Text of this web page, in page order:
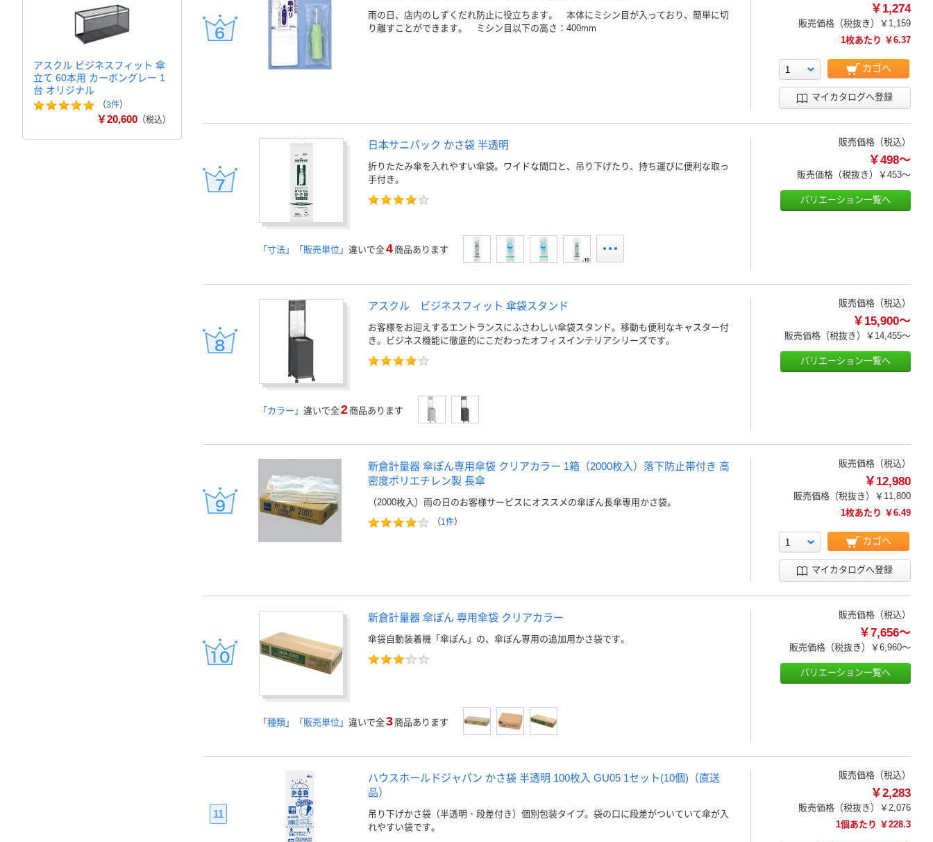
雨の日、店内のしずくだれ防止に役立ちます。 本体にミシン目が入っており、簡単に切
り離すことができます。 ミシン目以下の高さ：400mm
￥1,274
販売価格（税抜き）
￥1,159
1枚あたり ￥6.37
カゴへ
マイカタログへ登録
日本サニパック かさ袋 半透明
折りたたみ傘を入れやすい傘袋。ワイドな間口と、吊り下げたり、持ち運びに便利な取っ
手付き。
「寸法」「販売単位」 違いで全4 商品あります
販売価格（税込）
￥498～
販売価格（税抜き） ￥453～
バリエーション一覧へ
アスクル ビジネスフィット 傘袋スタンド
お客様をお迎えするエントランスにふさわしい傘袋スタンド。移動も便利なキャスター付
き。ビジネス機能に徹底的にこだわったオフィスインテリアシリーズです。
「カラー」 違いで全2 商品あります
販売価格（税込）
￥15,900～
販売価格（税抜き） ￥14,455～
バリエーション一覧へ
新倉計量器 傘ぽん専用傘袋 クリアカラー 1箱（2000枚入）落下防止帯付き 高
密度ポリエチレン製 長傘
（2000枚入）雨の日のお客様サービスにオススメの傘ぽん長傘専用かさ袋。
（1件）
販売価格（税込）
￥12,980
販売価格（税抜き）
￥11,800
1枚あたり ￥6.49
カゴへ
マイカタログへ登録
新倉計量器 傘ぽん 専用傘袋 クリアカラー
傘袋自動装着機「傘ぽん」の、傘ぽん専用の追加用かさ袋です。
「種類」「販売単位」 違いで全3 商品あります
販売価格（税込）
￥7,656～
販売価格（税抜き） ￥6,960～
バリエーション一覧へ
11
ハウスホールドジャパン かさ袋 半透明 100枚入 GU05 1セット(10個)（直送
品）
吊り下げかさ袋（半透明・段差付き）個別包装タイプ。袋の口に段差がついていて傘が入
れやすい袋です。
販売価格（税込）
￥2,283
販売価格（税抜き）
￥2,076
1個あたり ￥228.3
アスクル ビジネスフィット 傘
立て 60本用 カーボングレー 1
台 オリジナル
（3件）
￥20,600 （税込）